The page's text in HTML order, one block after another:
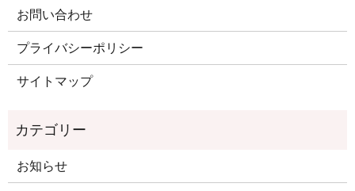
お問い合わせ
プライバシーポリシー
サイトマップ
お知らせ